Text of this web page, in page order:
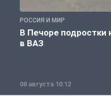
РОССИЯ И МИР
В Печоре подростки
в ВАЗ
08 августа 10:12